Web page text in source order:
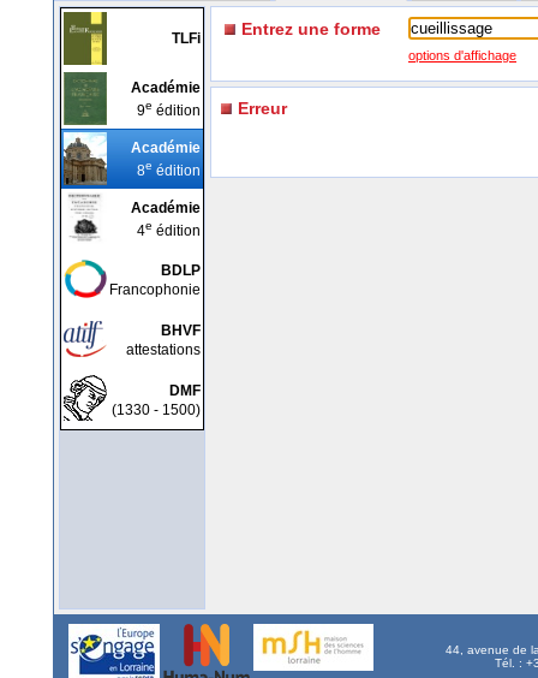
TLFi
Académie
9e édition
Académie
8e édition
Académie
4e édition
BDLP
Francophonie
BHVF
attestations
DMF
(1330 - 1500)
Entrez une forme
options d'affichage
Erreur
44, avenue de
Tél. :